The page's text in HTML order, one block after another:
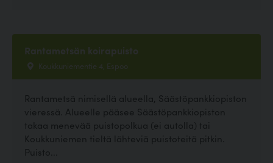
Rantametsän koirapuisto
Koukkuniementie 4, Espoo
Rantametsä nimisellä alueella, Säästöpankkiopiston
vieressä. Alueelle pääsee Säästöpankkiopiston
takaa menevää puistopolkua (ei autolla) tai
Koukkuniemen tieltä lähteviä puistoteitä pitkin.
Puisto...